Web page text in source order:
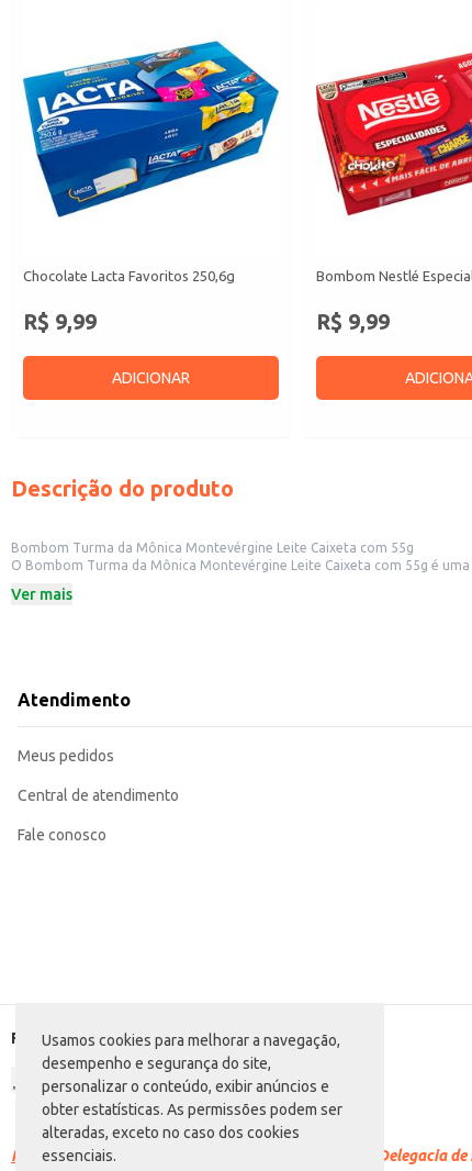
Usamos cookies para melhorar a navegação,
desempenho e segurança do site,
personalizar o conteúdo, exibir anúncios e
obter estatísticas. As permissões podem ser
alteradas, exceto no caso dos cookies
essenciais.
Chocolate Lacta Favoritos 250,6g
R$ 9,99
ADICIONAR
Bombom Nestlé
R$ 9,99
Descrição do produto
Bombom Turma da Mônica Montevérgine Leite Caixeta com 55g
O Bombom Turma da Mônica Montevérgine Leite Caixeta com 55g é uma
Dicas de uso:
O Bombom Turma da Mônica Montevérgine Leite Caixeta com 55g
a conservação do produto e facilita a distribuição.
Marca: Montevérgine
Categoria: Bombom
EAN: 7896079821621
Ver mais
Atendimento
Meus pedidos
Central de atendimento
Fale conosco
Formas de pagamento
Racismo é crime. Denuncie. Disque 100 ou procure a Delegacia